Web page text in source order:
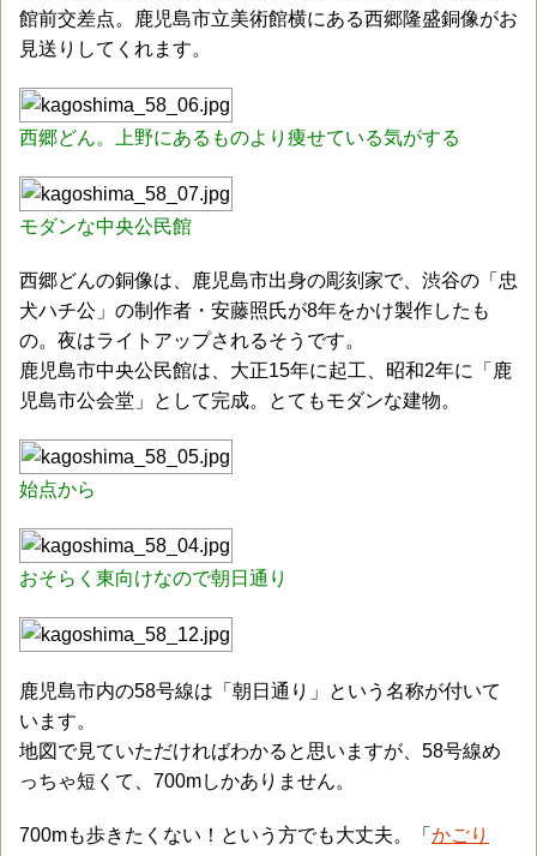
館前交差点。鹿児島市立美術館横にある西郷隆盛銅像がお
見送りしてくれます。
西郷どん。上野にあるものより痩せている気がする
モダンな中央公民館
西郷どんの銅像は、鹿児島市出身の彫刻家で、渋谷の「忠
犬ハチ公」の制作者・安藤照氏が8年をかけ製作したも
の。夜はライトアップされるそうです。
鹿児島市中央公民館は、大正15年に起工、昭和2年に「鹿
児島市公会堂」として完成。とてもモダンな建物。
始点から
おそらく東向けなので朝日通り
鹿児島市内の58号線は「朝日通り」という名称が付いて
います。
地図で見ていただければわかると思いますが、58号線め
っちゃ短くて、700mしかありません。
700mも歩きたくない！という方でも大丈夫。「 かごり